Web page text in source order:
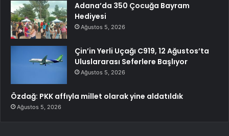
Adana’da 350 Çocuğa Bayram
Hediyesi
Ağustos 5, 2026
Çin’in Yerli Uçağı C919, 12 Ağustos’ta
Uluslararası Seferlere Başlıyor
Ağustos 5, 2026
Özdağ: PKK affıyla millet olarak yine aldatıldık
Ağustos 5, 2026